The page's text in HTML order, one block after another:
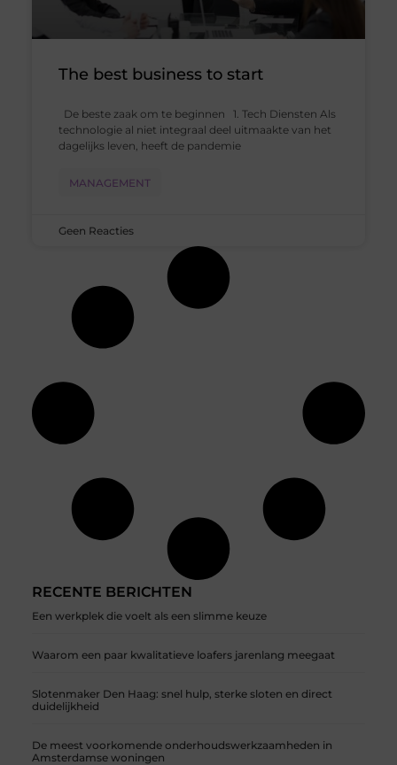
RECENTE BERICHTEN
Een werkplek die voelt als een slimme keuze
Waarom een paar kwalitatieve loafers jarenlang meegaat
Slotenmaker Den Haag: snel hulp, sterke sloten en direct
duidelijkheid
De meest voorkomende onderhoudswerkzaamheden in
Amsterdamse woningen
The best business to start
De beste zaak om te beginnen 1. Tech Diensten Als
technologie al niet integraal deel uitmaakte van het
dagelijks leven, heeft de pandemie
MANAGEMENT
Geen Reacties